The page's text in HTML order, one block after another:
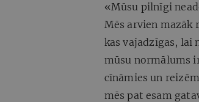
«Mūsu pilnīgi
Mēs arvien mazāk
kas vajadzīgas, lai
mūsu normālums
cīnāmies un
mēs pat esam